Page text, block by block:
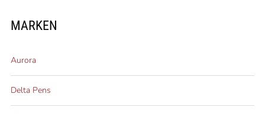
MARKEN
Aurora
Delta Pens